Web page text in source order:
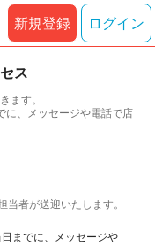
新規登録 ログイン
ス
ます。
に、メッセージや電話で店
者が送迎いたします。
までに、メッセージや